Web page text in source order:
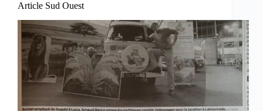
Article Sud Ouest